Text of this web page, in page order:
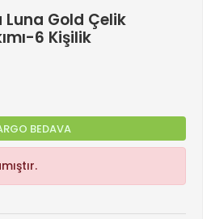
Gold Çelik
6 Kişilik
BEDAVA